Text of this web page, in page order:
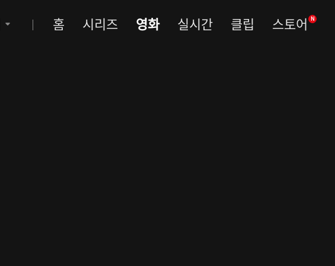
홈 시리즈 영화 실시간 클립 스토어 N